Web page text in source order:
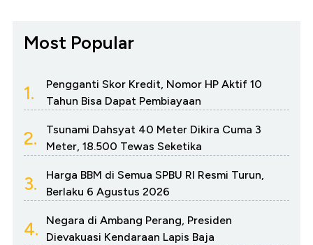
Most Popular
1.
Pengganti Skor Kredit, Nomor HP Aktif 10
Tahun Bisa Dapat Pembiayaan
2.
Tsunami Dahsyat 40 Meter Dikira Cuma 3
Meter, 18.500 Tewas Seketika
3.
Harga BBM di Semua SPBU RI Resmi Turun,
Berlaku 6 Agustus 2026
4.
Negara di Ambang Perang, Presiden
Dievakuasi Kendaraan Lapis Baja